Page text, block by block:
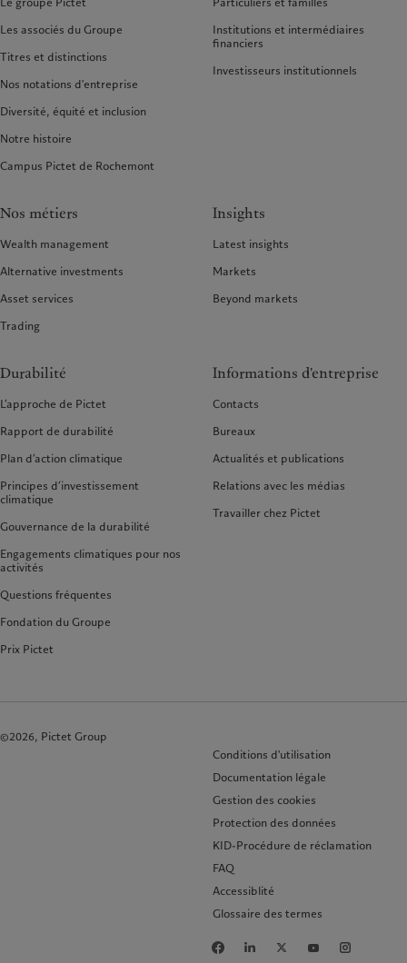
Les associés du Groupe
Titres et distinctions
Nos notations d'entreprise
Diversité, équité et inclusion
Notre histoire
Campus Pictet de Rochemont
Institutions et intermédiaires
financiers
Investisseurs institutionnels
Nos métiers
Wealth management
Alternative investments
Asset services
Trading
Insights
Latest insights
Markets
Beyond markets
Durabilité
L’approche de Pictet
Rapport de durabilité
Plan d’action climatique
Principes d’investissement
climatique
Gouvernance de la durabilité
Engagements climatiques pour nos
activités
Questions fréquentes
Fondation du Groupe
Prix Pictet
Informations d'entreprise
Contacts
Bureaux
Actualités et publications
Relations avec les médias
Travailler chez Pictet
©2026, Pictet Group
Conditions d'utilisation
Documentation légale
Gestion des cookies
Protection des données
KID-Procédure de réclamation
FAQ
Accessiblité
Glossaire des termes